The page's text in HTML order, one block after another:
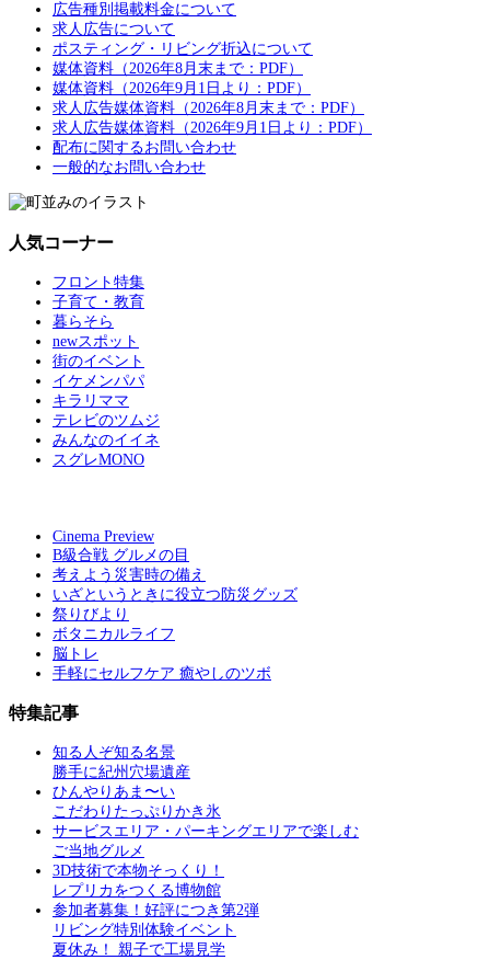
広告種別掲載料金について
求人広告について
ポスティング・リビング折込について
媒体資料（2026年8月末まで：PDF）
媒体資料（2026年9月1日より：PDF）
求人広告媒体資料（2026年8月末まで：PDF）
求人広告媒体資料（2026年9月1日より：PDF）
配布に関するお問い合わせ
一般的なお問い合わせ
人気コーナー
フロント特集
子育て・教育
暮らそら
newスポット
街のイベント
イケメンパパ
キラリママ
テレビのツムジ
みんなのイイネ
スグレMONO
Cinema Preview
B級合戦 グルメの目
考えよう災害時の備え
いざというときに役立つ防災グッズ
祭りびより
ボタニカルライフ
脳トレ
手軽にセルフケア 癒やしのツボ
特集記事
知る人ぞ知る名景
勝手に紀州穴場遺産
ひんやりあま〜い
こだわりたっぷりかき氷
サービスエリア・パーキングエリアで楽しむ
ご当地グルメ
3D技術で本物そっくり！
レプリカをつくる博物館
参加者募集！好評につき第2弾
リビング特別体験イベント
夏休み！ 親子で工場見学